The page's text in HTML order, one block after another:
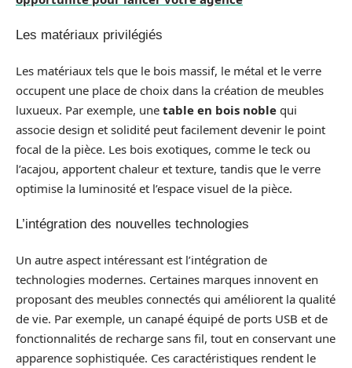
Les matériaux privilégiés
Les matériaux tels que le bois massif, le métal et le verre
occupent une place de choix dans la création de meubles
luxueux. Par exemple, une table en bois noble qui
associe design et solidité peut facilement devenir le point
focal de la pièce. Les bois exotiques, comme le teck ou
l’acajou, apportent chaleur et texture, tandis que le verre
optimise la luminosité et l’espace visuel de la pièce.
L’intégration des nouvelles technologies
Un autre aspect intéressant est l’intégration de
technologies modernes. Certaines marques innovent en
proposant des meubles connectés qui améliorent la qualité
de vie. Par exemple, un canapé équipé de ports USB et de
fonctionnalités de recharge sans fil, tout en conservant une
apparence sophistiquée. Ces caractéristiques rendent le